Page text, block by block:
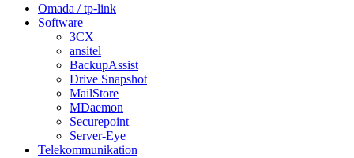
Omada / tp-link
Software
3CX
ansitel
BackupAssist
Drive Snapshot
MailStore
MDaemon
Securepoint
Server-Eye
Telekommunikation